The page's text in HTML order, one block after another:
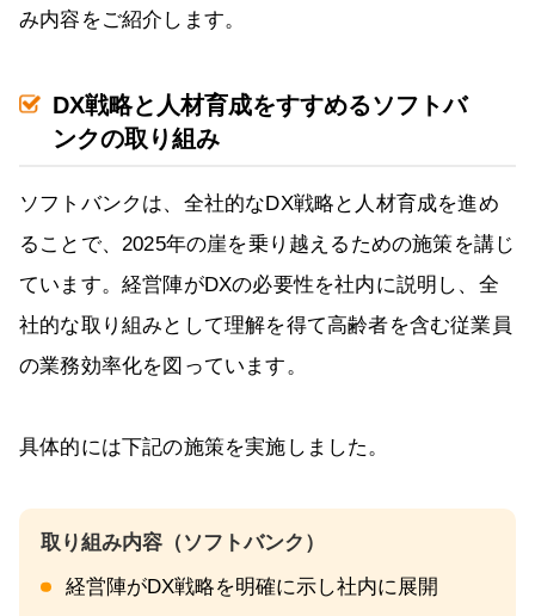
み内容をご紹介します。
DX戦略と人材育成をすすめるソフトバ
ンクの取り組み
ソフトバンクは、全社的なDX戦略と人材育成を進め
ることで、2025年の崖を乗り越えるための施策を講じ
ています。経営陣がDXの必要性を社内に説明し、全
社的な取り組みとして理解を得て高齢者を含む従業員
の業務効率化を図っています。
具体的には下記の施策を実施しました。
経営陣がDX戦略を明確に示し社内に展開